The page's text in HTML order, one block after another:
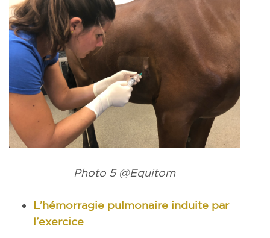
Photo 5 @Equitom
L’hémorragie pulmonaire induite par
l’exercice